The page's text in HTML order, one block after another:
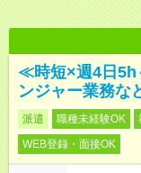
≪時短×週4日5h
ンジャー業務な
派遣 職種未経験OK
WEB登録・面接OK